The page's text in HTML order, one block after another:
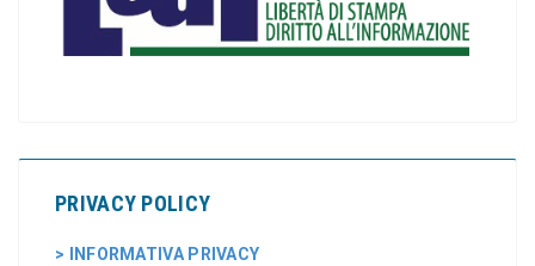
PRIVACY POLICY
> INFORMATIVA PRIVACY